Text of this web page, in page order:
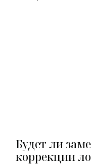
Будет ли
коррекции